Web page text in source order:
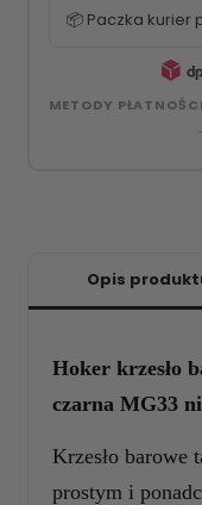
📦 Paczka kurier
METODY PŁATNOŚCI
Opis
Hoker krzesło
czarna MG33
Krzesło barowe
prostym i